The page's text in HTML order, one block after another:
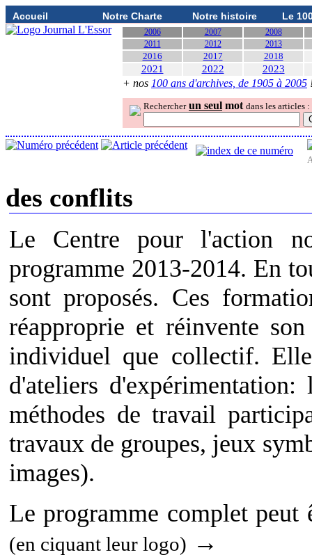
Accueil Notre Charte Notre histoire Le
2006 2007
2008
2011
2012 2013
2016 2017 2018
2021 2022 2023
+ nos 100 ans d'archives, de 1905 à 2005
Rechercher un seul mot dans les articles :
des conflits
Le Centre pour l'action
programme 2013-2014. En
sont proposés. Ces
réapproprie et réinvente
individuel que collectif.
d'ateliers
méthodes de travail
travaux de groupes, jeux
images).
Le programme complet peut
(en ciquant leur logo) →